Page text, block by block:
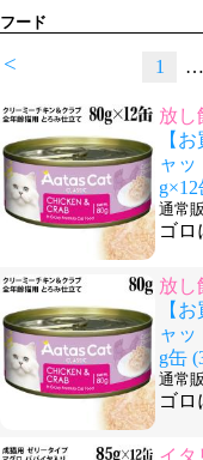
フード
< 1 …
放し
【
ャッ
通常
ゴロ
放し
【
ャッ
g缶
通常
ゴロ
イタ